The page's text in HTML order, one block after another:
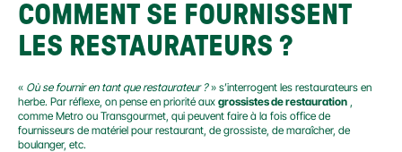
COMMENT SE FOURNISSENT
LES RESTAURATEURS ?
« Où se fournir en tant que restaurateur ? » s’interrogent les restaurateurs en
herbe. Par réflexe, on pense en priorité aux grossistes de restauration ,
comme Metro ou Transgourmet, qui peuvent faire à la fois office de
fournisseurs de matériel pour restaurant, de grossiste, de maraîcher, de
boulanger, etc.